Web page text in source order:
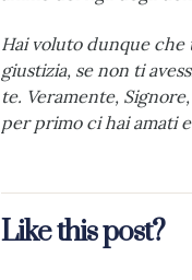
Hai voluto dunque che
giustizia, se non ti
te. Veramente,
per primo ci hai amati
Like this post?